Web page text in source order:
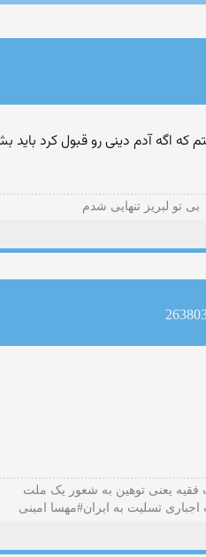
که اگه آدم دینی رو قبول کرد
بی تو لبریز تنهایی شدم
فقیه یعنی‌ توهین به شعور یک ملت
تسلیت به ایران#مهسا امینی